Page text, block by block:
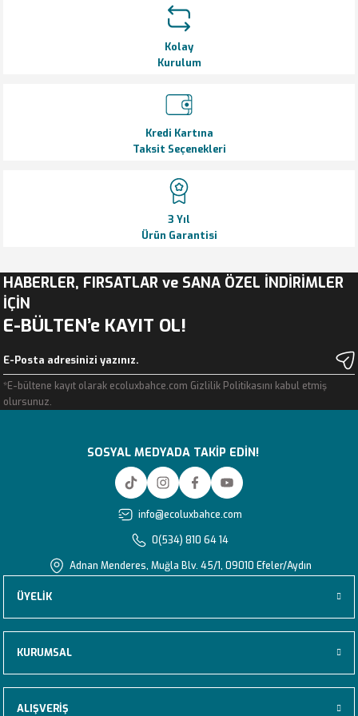
Kolay
Kurulum
Kredi Kartına
Taksit Seçenekleri
3 Yıl
Ürün Garantisi
HABERLER, FIRSATLAR ve SANA ÖZEL İNDİRİMLER
İÇİN
E-BÜLTEN’e KAYIT OL!
*E-bültene kayıt olarak ecoluxbahce.com Gizlilik Politikasını kabul etmiş
olursunuz.
SOSYAL MEDYADA TAKİP EDİN!
info@ecoluxbahce.com
0(534) 810 64 14
Adnan Menderes, Muğla Blv. 45/1, 09010 Efeler/Aydın
ÜYELİK
KURUMSAL
ALIŞVERİŞ